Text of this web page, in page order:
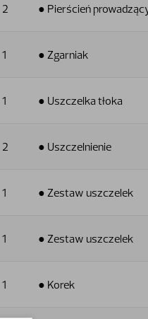
2 ● Pierścień
1 ● Zgarniak
1 ● Uszczelka tłoka
2 ● Uszczelnienie
1 ● Zestaw uszczelek
1 ● Zestaw uszczelek
1 ● Korek